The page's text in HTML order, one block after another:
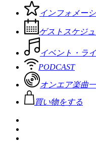
インフォメー
ゲストスケジ
イベント・ラ
PODCAST
オンエア楽曲
買い物をする